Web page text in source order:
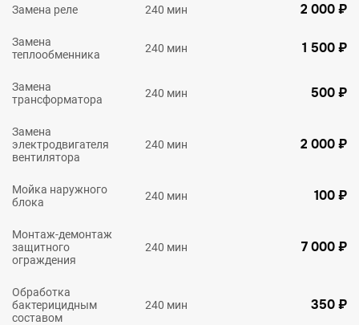
Замена реле 240 мин 2 000 ₽
Замена
теплообменника
240 мин 1 500 ₽
Замена
трансформатора
240 мин 500 ₽
Замена
электродвигателя
вентилятора
240 мин 2 000 ₽
Мойка наружного
блока
240 мин 100 ₽
Монтаж-демонтаж
защитного
ограждения
240 мин 7 000 ₽
Обработка
бактерицидным
составом
240 мин 350 ₽